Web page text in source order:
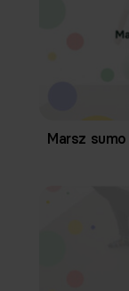
Marsz